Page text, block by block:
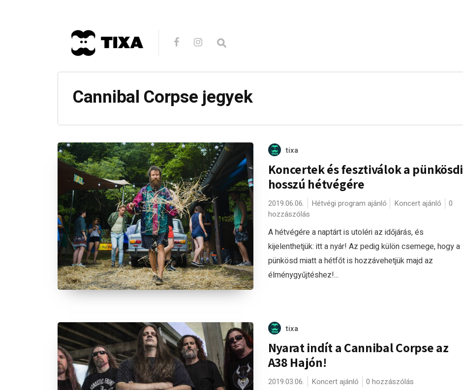
Cannibal Corpse jegyek
tixa
Koncertek és fesztiválok a pünkösdi
hosszú hétvégére
2019.06.06. Hétvégi program ajánló Koncert ajánló
0
hozzászólás
A hétvégére a naptárt is utoléri az időjárás, és
kijelenthetjük: itt a nyár! Az pedig külön csemege, hogy a
pünkösd miatt a hétfőt is hozzávehetjük majd az
élménygyűjtéshez!...
tixa
Nyarat indít a Cannibal Corpse az
A38 Hajón!
2019.03.06. Koncert ajánló 0 hozzászólás